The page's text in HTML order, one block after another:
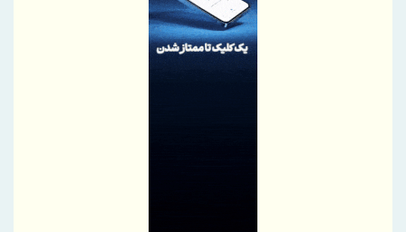
تقدیر مدیر بیمه دی مازندران از نقش‌آفرینی رسانه‌ها در ارتقای فرهنگ